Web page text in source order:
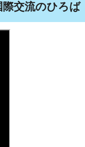
際交流のひろば